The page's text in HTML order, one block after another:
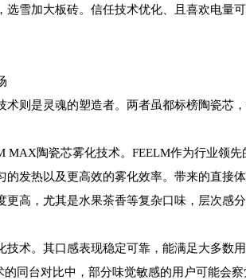
选雪加大板砖。信任技术优化、且喜欢电量
则是灵魂的塑造者。两者虽都标榜陶瓷芯，
MAX陶瓷芯雾化技术。FEELM作为行业领
发热以及更高效的雾化效率。带来的直接
更高，尤其是水果茶香等复杂口味，层次感分
技术。其口感表现稳定可靠，能满足大多数
同台对比中，部分味觉敏感的用户可能会